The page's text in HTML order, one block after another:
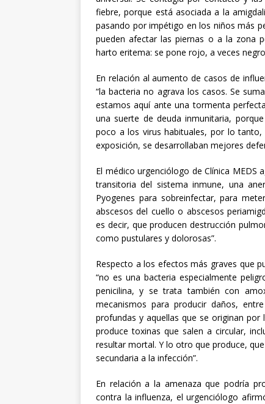
fiebre, porque está asociada a la
pasando por impétigo en los niños más
pueden afectar las piernas o a la zona
harto eritema: se pone rojo, a veces
En relación al aumento de casos de
“la bacteria no agrava los casos. Se
estamos aquí ante una tormenta
una suerte de deuda inmunitaria,
poco a los virus habituales, por lo
exposición, se desarrollaban mejores
El médico urgenciólogo de Clínica MEDS
transitoria del sistema inmune, una
Pyogenes para sobreinfectar, para
abscesos del cuello o abscesos
es decir, que producen destrucción
como pustulares y dolorosas”.
Respecto a los efectos más graves que
“no es una bacteria especialmente
penicilina, y se trata también con
mecanismos para producir daños,
profundas y aquellas que se originan
produce toxinas que salen a circular,
resultar mortal. Y lo otro que produce,
secundaria a la infección”.
En relación a la amenaza que podría
contra la influenza, el urgenciólogo